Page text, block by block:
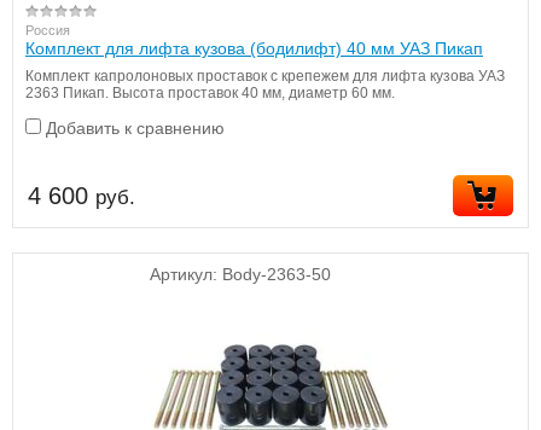
Россия
Комплект для лифта кузова (бодилифт) 40 мм УАЗ Пикап
Комплект капролоновых проставок с крепежем для лифта кузова УАЗ
2363 Пикап. Высота проставок 40 мм, диаметр 60 мм.
Добавить к сравнению
4 600 руб.
Артикул: Body-2363-50